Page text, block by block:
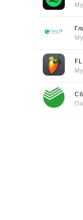
FL